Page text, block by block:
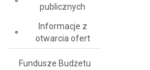
publicznych
Informacje z
otwarcia ofert
Fundusze Budżetu